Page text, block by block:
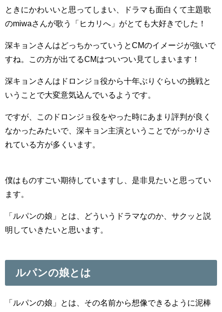
ときにかわいいと思ってしまい、ドラマも面白くて主題歌
のmiwaさんが歌う「ヒカリへ」がとても大好きでした！
深キョンさんはどっちかっていうとCMのイメージが強いで
すね。この方が出てるCMはついつい見てしまいます！
深キョンさんはドロンジョ役から十年ぶりぐらいの挑戦と
いうことで大変意気込んでいるようです。
ですが、このドロンジョ役をやった時にあまり評判が良く
なかったみたいで、深キョン主演ということでがっかりさ
れている方が多くいます。
僕はものすごい期待していますし、是非見たいと思ってい
ます。
「ルパンの娘」とは、どういうドラマなのか、サクッと説
明していきたいと思います。
ルパンの娘とは
「ルパンの娘」とは、その名前から想像できるように泥棒